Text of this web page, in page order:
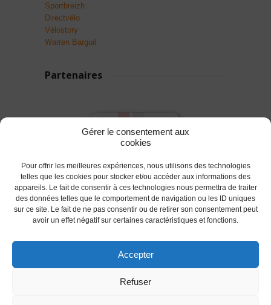
Gérer le consentement aux
cookies
Pour offrir les meilleures expériences, nous utilisons des technologies
telles que les cookies pour stocker et/ou accéder aux informations des
appareils. Le fait de consentir à ces technologies nous permettra de traiter
des données telles que le comportement de navigation ou les ID uniques
sur ce site. Le fait de ne pas consentir ou de retirer son consentement peut
avoir un effet négatif sur certaines caractéristiques et fonctions.
Accepter
Refuser
Sportbreizh
Directvélo
Vélostory
Warren Barguil
Partenaires
réservés.